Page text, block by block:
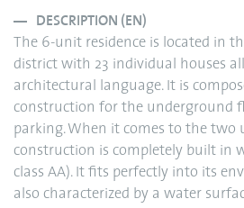
DESCRIPTION (EN)
The 6-unit residence is located in
district with 23 individual houses
architectural language. It is
construction for the underground
parking. When it comes to the two
construction is completely built in
class AA). It fits perfectly into its
also characterized by a water